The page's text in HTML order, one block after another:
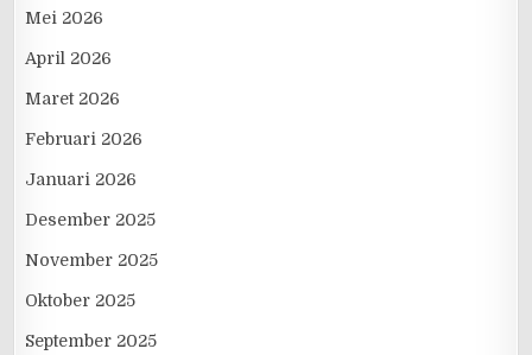
Mei 2026
April 2026
Maret 2026
Februari 2026
Januari 2026
Desember 2025
November 2025
Oktober 2025
September 2025